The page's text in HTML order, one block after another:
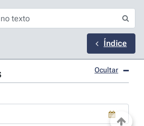
Índice
Ocultar